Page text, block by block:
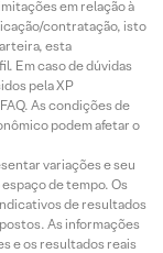
em relação à
contratação, isto
esta
Em caso de dúvidas
pela XP
As condições de
podem afetar o
variações e seu
de tempo. Os
de resultados
As informações
e os resultados reais